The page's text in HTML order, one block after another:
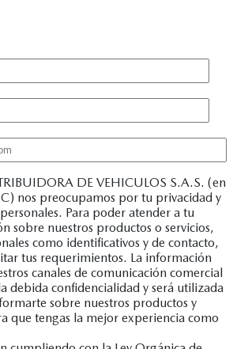
DE VEHICULOS S.A.S. (en
nos preocupamos por tu privacidad y
Para poder atender a tu
sobre nuestros productos o servicios,
como identificativos y de contacto,
tus requerimientos. La información
canales de comunicación comercial
debida confidencialidad y será utilizada
sobre nuestros productos y
que tengas la mejor experiencia como